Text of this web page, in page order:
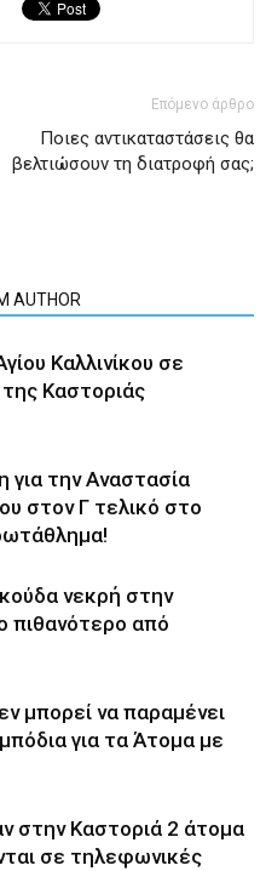
Επόμενο άρθρο
Ποιες αντικαταστάσεις θα
βελτιώσουν τη διατροφή σας;
AUTHOR
Καλλινίκου σε
Καστοριάς
την Αναστασία
στον Γ τελικό στο
νεκρή στην
πιθανότερο από
μπορεί να παραμένει
για τα Άτομα με
στην Καστοριά 2 άτομα
σε τηλεφωνικές